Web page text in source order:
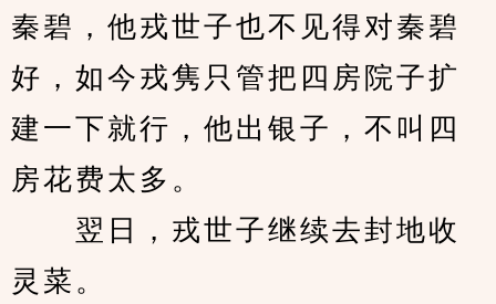
秦碧，他戎世子也不见得对秦碧
好，如今戎隽只管把四房院子扩
建一下就行，他出银子，不叫四
房花费太多。
翌日，戎世子继续去封地收
灵菜。